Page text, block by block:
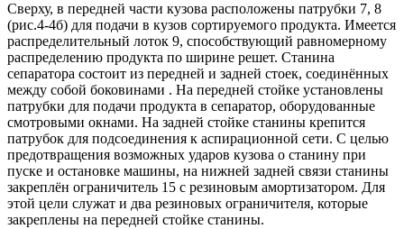
Сверху, в передней части кузова расположены патрубки 7, 8
(рис.4-4б) для подачи в кузов сортируемого продукта. Имеется
распределительный лоток 9, способствующий равномерному
распределению продукта по ширине решет. Станина
сепаратора состоит из передней и задней стоек, соединённых
между собой боковинами . На передней стойке установлены
патрубки для подачи продукта в сепаратор, оборудованные
смотровыми окнами. На задней стойке станины крепится
патрубок для подсоединения к аспирационной сети. С целью
предотвращения возможных ударов кузова о станину при
пуске и остановке машины, на нижней задней связи станины
закреплён ограничитель 15 с резиновым амортизатором. Для
этой цели служат и два резиновых ограничителя, которые
закреплены на передней стойке станины.